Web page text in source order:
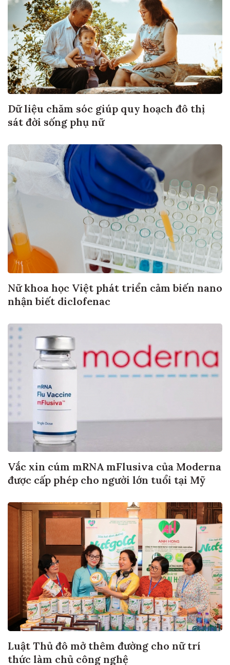
Dữ liệu chăm sóc giúp quy hoạch đô thị
sát đời sống phụ nữ
Nữ khoa học Việt phát triển cảm biến nano
nhận biết diclofenac
Vắc xin cúm mRNA mFlusiva của Moderna
được cấp phép cho người lớn tuổi tại Mỹ
Luật Thủ đô mở thêm đường cho nữ trí
thức làm chủ công nghệ